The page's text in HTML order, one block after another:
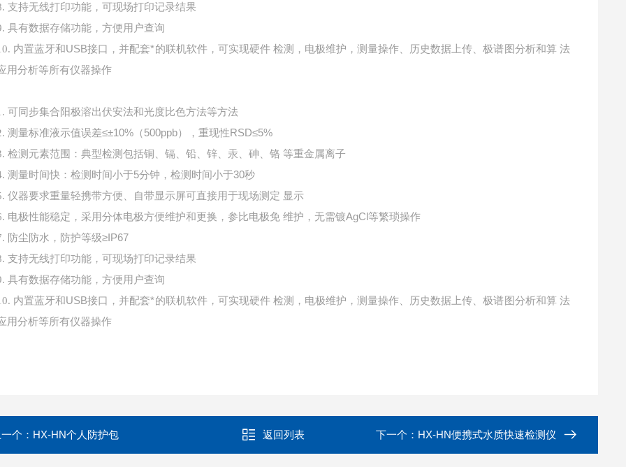
支持无线打印功能，可现场打印记录结果
具有数据存储功能，方便用户查询
内置蓝牙和USB接口，并配套*的联机软件，可实现硬件 检测，电极维护，测量操作、历史数据上传、极谱图分析和算 法
用分析等所有仪器操作
可同步集合阳极溶出伏安法和光度比色方法等方法
测量标准液示值误差≤±10%（500ppb），重现性RSD≤5%
检测元素范围：典型检测包括铜、镉、铅、锌、汞、砷、铬 等重金属离子
测量时间快：检测时间小于5分钟，检测时间小于30秒
仪器要求重量轻携带方便、自带显示屏可直接用于现场测定 显示
电极性能稳定，采用分体电极方便维护和更换，参比电极免 维护，无需镀AgCl等繁琐操作
防尘防水，防护等级≥IP67
支持无线打印功能，可现场打印记录结果
具有数据存储功能，方便用户查询
内置蓝牙和USB接口，并配套*的联机软件，可实现硬件 检测，电极维护，测量操作、历史数据上传、极谱图分析和算 法
用分析等所有仪器操作
个： HX-HN个人防护包 返回列表 下一个： HX-HN便携式水质快速检测仪